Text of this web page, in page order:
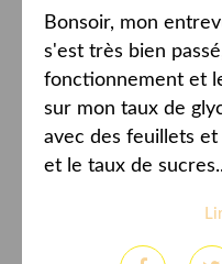
Bonsoir, mon
s'est très bien
fonctionnement et
sur mon taux de
avec des feuillets
et le taux de